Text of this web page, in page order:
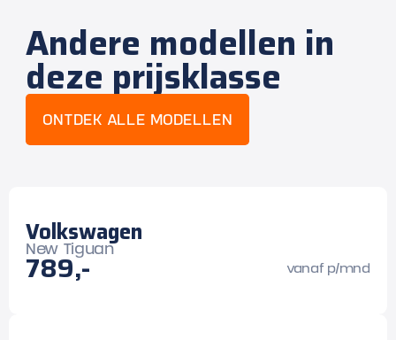
Andere modellen in
deze prijsklasse
ONTDEK ALLE MODELLEN
Volkswagen
New Tiguan
789,- vanaf p/mnd